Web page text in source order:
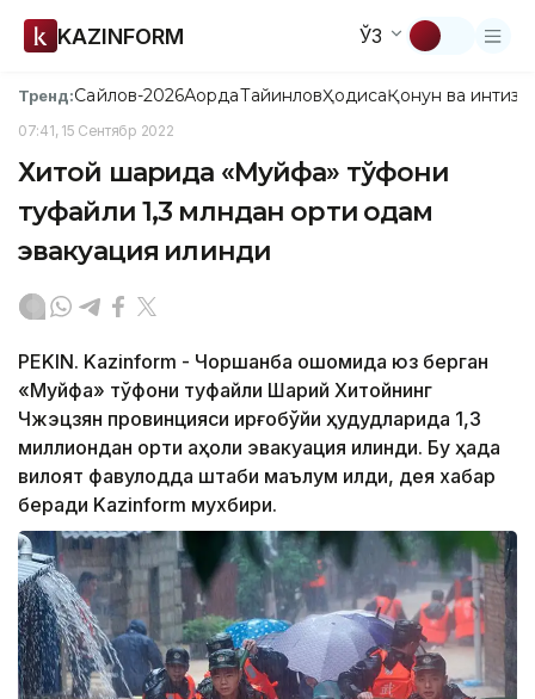
KAZINFORM ЎЗ
Тренд:Сайлов-2026АқордаТайинловҲодисаҚонун ва
07:41, 15 Сентябр 2022
Хитой шарқида «Муйфа» тўфони
туфайли 1,3 млндан ортиқ одам
эвакуация қилинди
PEKIN. Kazinform - Чоршанба оқшомида юз берган
«Муйфа» тўфони туфайли Шарқий Хитойнинг
Чжэцзян провинцияси қирғоқбўйи ҳудудларида 1,3
миллиондан ортиқ аҳоли эвакуация қилинди. Бу ҳақда
вилоят фавқулодда штаби маълум қилди, дея хабар
беради Kazinform мухбири.